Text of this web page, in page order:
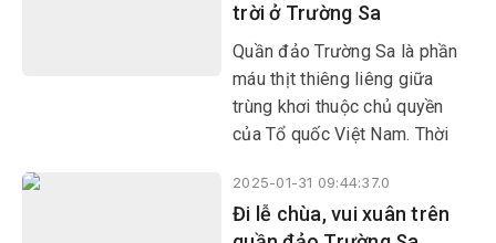
vận
trời ở Trường Sa
Quần đảo Trường Sa là phần
máu thịt thiêng liêng giữa
trùng khơi thuộc chủ quyền
của Tổ quốc Việt Nam. Thời
bảo vệ tại quần đảo Trường
Sa luôn được thực hiện một
2025-01-31 09:44:37.0
Đi lễ chùa, vui xuân trên